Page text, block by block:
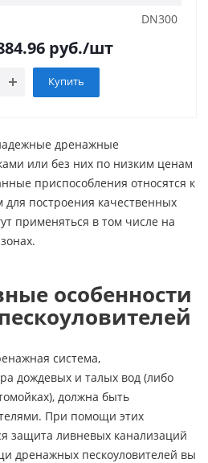
DN300
руб./шт
Купить
дренажные
или без них по низким ценам
приспособления относятся к
построения качественных
применяться в том числе на
особенности
система,
дождевых и талых вод (либо
должна быть
При помощи этих
защита ливневых канализаций
дренажных пескоуловителей вы